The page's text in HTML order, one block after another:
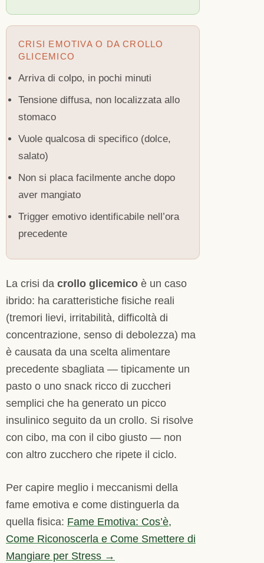
CRISI EMOTIVA O DA CROLLO
GLICEMICO
Arriva di colpo, in pochi minuti
Tensione diffusa, non localizzata allo
stomaco
Vuole qualcosa di specifico (dolce,
salato)
Non si placa facilmente anche dopo
aver mangiato
Trigger emotivo identificabile nell’ora
precedente
La crisi da crollo glicemico è un caso
ibrido: ha caratteristiche fisiche reali
(tremori lievi, irritabilità, difficoltà di
concentrazione, senso di debolezza) ma
è causata da una scelta alimentare
precedente sbagliata — tipicamente un
pasto o uno snack ricco di zuccheri
semplici che ha generato un picco
insulinico seguito da un crollo. Si risolve
con cibo, ma con il cibo giusto — non
con altro zucchero che ripete il ciclo.
Per capire meglio i meccanismi della
fame emotiva e come distinguerla da
quella fisica: Fame Emotiva: Cos’è,
Come Riconoscerla e Come Smettere di
Mangiare per Stress →